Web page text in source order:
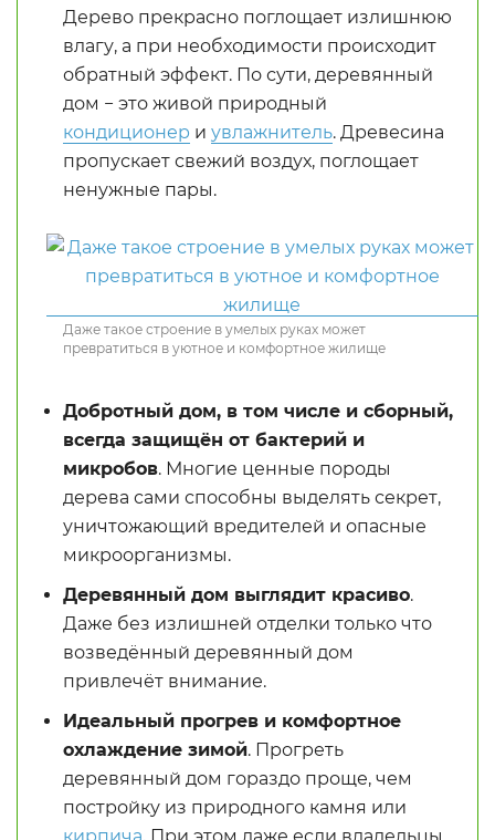
Дерево прекрасно поглощает излишнюю
влагу, а при необходимости происходит
обратный эффект. По сути, деревянный
дом − это живой природный
кондиционер и увлажнитель. Древесина
пропускает свежий воздух, поглощает
ненужные пары.
Даже такое строение в умелых руках может
превратиться в уютное и комфортное жилище
Добротный дом, в том числе и сборный,
всегда защищён от бактерий и
микробов. Многие ценные породы
дерева сами способны выделять секрет,
уничтожающий вредителей и опасные
микроорганизмы.
Деревянный дом выглядит красиво.
Даже без излишней отделки только что
возведённый деревянный дом
привлечёт внимание.
Идеальный прогрев и комфортное
охлаждение зимой. Прогреть
деревянный дом гораздо проще, чем
постройку из природного камня или